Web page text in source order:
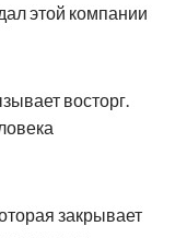
этой компании
восторг.
закрывает